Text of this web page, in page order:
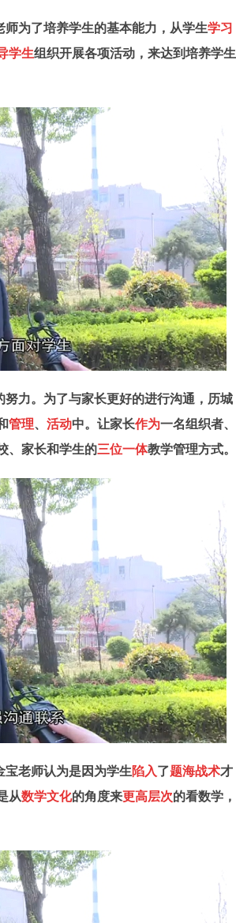
为了培养学生的基本能力，从学生学习
学生组织开展各项活动，来达到培养学生
力。为了与家长更好的进行沟通，历城
管理、 活动中。让家长作为一名组织者、
、家长和学生的三位一体教学管理方式。
宝老师认为是因为学生陷入了题海战术才
从数学文化的角度来更高层次的看数学，